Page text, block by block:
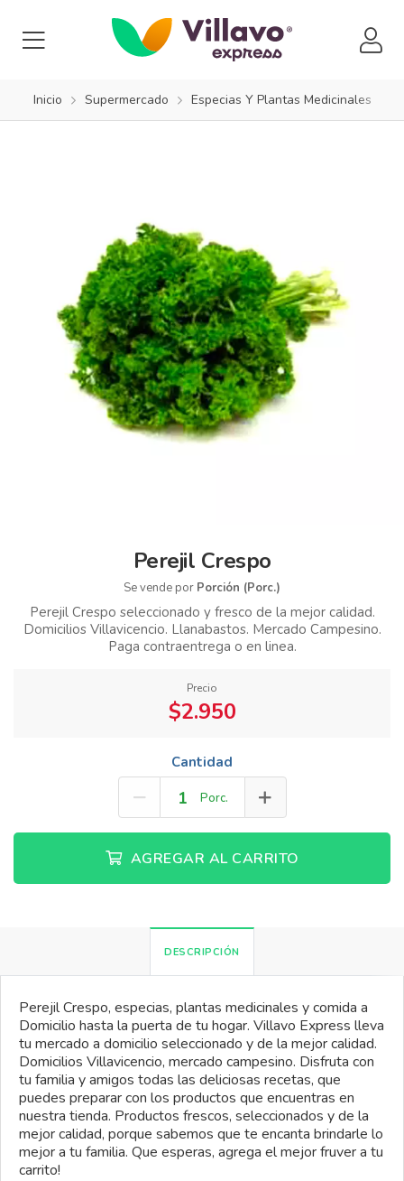
Inicio Supermercado Especias Y Plantas Medicinales
Perejil Crespo
Se vende por Porción (Porc.)
Perejil Crespo seleccionado y fresco de la mejor calidad.
Domicilios Villavicencio. Llanabastos. Mercado Campesino.
Paga contraentrega o en linea.
Precio
$2.950
Cantidad
Porc.
AGREGAR AL CARRITO
DESCRIPCIÓN
Perejil Crespo, especias, plantas medicinales y comida a
Domicilio hasta la puerta de tu hogar. Villavo Express lleva
tu mercado a domicilio seleccionado y de la mejor calidad.
Domicilios Villavicencio, mercado campesino. Disfruta con
tu familia y amigos todas las deliciosas recetas, que
puedes preparar con los productos que encuentras en
nuestra tienda. Productos frescos, seleccionados y de la
mejor calidad, porque sabemos que te encanta brindarle lo
mejor a tu familia. Que esperas, agrega el mejor fruver a tu
carrito!